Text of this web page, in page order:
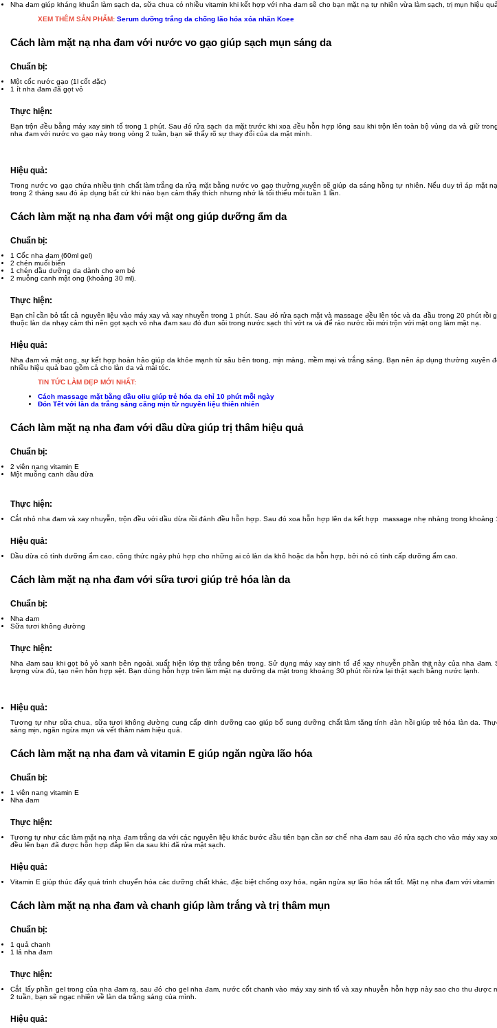
Nha đam giúp kháng khuẩn làm sạch da, sữa chua có nhiều vitamin khi kết hợp với nha đam sẽ cho bạn mặt nạ tự nhiên vừa làm sạch, trị mụn hiệu
XEM THÊM SẢN PHẨM: Serum dưỡng trắng da chống lão hóa xóa nhăn Koee
Cách làm mặt nạ nha đam với nước vo gạo giúp sạch mụn sáng da
Chuẩn bị:
Một cốc nước gạo (1l cốt đặc)
1 ít nha đam đã gọt vỏ
Thực hiện:
Bạn trộn đều bằng máy xay sinh tố trong 1 phút. Sau đó rửa sạch da mặt trước khi xoa đều hỗn hợp lỏng sau khi trộn lên toàn bộ vùng da và giữ
nha đam với nước vo gạo này trong vòng 2 tuần, bạn sẽ thấy rõ sự thay đổi của da mặt mình.
Hiệu quả:
Trong nước vo gạo chứa nhiều tinh chất làm trắng da rửa mặt bằng nước vo gạo thường xuyên sẽ giúp da sáng hồng tự nhiên. Nếu duy trì áp mặt
trong 2 tháng sau đó áp dụng bất cứ khi nào bạn cảm thấy thích nhưng nhớ là tối thiểu mỗi tuần 1 lần.
Cách làm mặt nạ nha đam với mật ong giúp dưỡng ẩm da
Chuẩn bị:
1 Cốc nha đam (60ml gel)
2 chén muối biển
1 chén dầu dưỡng da dành cho em bé
2 muỗng canh mật ong (khoảng 30 ml).
Thực hiện:
Bạn chỉ cần bỏ tất cả nguyên liệu vào máy xay và xay nhuyễn trong 1 phút. Sau đó rửa sạch mặt và massage đều lên tóc và da đầu trong 20 phút rồi
thuộc làn da nhạy cảm thì nên gọt sạch vỏ nha đam sau đó đun sôi trong nước sạch thì vớt ra và để ráo nước rồi mới trộn với mật ong làm mặt nạ.
Hiệu quả:
Nha đam và mật ong, sự kết hợp hoàn hảo giúp da khỏe mạnh từ sâu bên trong, mịn màng, mềm mại và trắng sáng. Bạn nên áp dụng thường xuyên
nhiều hiệu quả bao gồm cả cho làn da và mái tóc.
TIN TỨC LÀM ĐẸP MỚI NHẤT:
Cách massage mặt bằng dầu oliu giúp trẻ hóa da chỉ 10 phút mỗi ngày
Đón Tết với làn da trắng sáng căng mịn từ nguyên liệu thiên nhiên
Cách làm mặt nạ nha đam với dầu dừa giúp trị thâm hiệu quả
Chuẩn bị:
2 viên nang vitamin E
Một muỗng canh dầu dừa
Thực hiện:
Cắt nhỏ nha đam và xay nhuyễn, trộn đều với dầu dừa rồi đánh đều hỗn hợp. Sau đó xoa hỗn hợp lên da kết hợp massage nhẹ nhàng trong khoảng
Hiệu quả:
Dầu dừa có tính dưỡng ẩm cao, công thức ngày phù hợp cho những ai có làn da khô hoặc da hỗn hợp, bởi nó có tính cấp dưỡng ẩm cao.
Cách làm mặt nạ nha đam với sữa tươi giúp trẻ hóa làn da
Chuẩn bị:
Nha đam
Sữa tươi không đường
Thực hiện:
Nha đam sau khi gọt bỏ vỏ xanh bên ngoài, xuất hiện lớp thịt trắng bên trong. Sử dụng máy xay sinh tố để xay nhuyễn phần thịt này của nha
lượng vừa đủ, tạo nên hỗn hợp sệt. Bạn dùng hỗn hợp trên làm mặt nạ dưỡng da mặt trong khoảng 30 phút rồi rửa lại thật sạch bằng nước lạnh.
Hiệu quả:
Tương tự như sữa chua, sữa tươi không đường cung cấp dinh dưỡng cao giúp bổ sung dưỡng chất làm tăng tính đàn hồi giúp trẻ hóa làn da.
sáng mịn, ngăn ngừa mụn và vết thâm nám hiệu quả.
Cách làm mặt nạ nha đam và vitamin E giúp ngăn ngừa lão hóa
Chuẩn bị:
1 viên nang vitamin E
Nha đam
Thực hiện:
Tương tự như các làm mặt nạ nha đam trắng da với các nguyên liệu khác bước đầu tiên bạn cần sơ chế nha đam sau đó rửa sạch cho vào máy xay
đều lên bạn đã được hỗn hợp đắp lên da sau khi đã rửa mặt sạch.
Hiệu quả:
Vitamin E giúp thúc đẩy quá trình chuyển hóa các dưỡng chất khác, đặc biệt chống oxy hóa, ngăn ngừa sự lão hóa rất tốt. Mặt nạ nha đam với
Cách làm mặt nạ nha đam và chanh giúp làm trắng và trị thâm mụn
Chuẩn bị:
1 quả chanh
1 lá nha đam
Thực hiện:
Cắt lấy phần gel trong của nha đam ra, sau đó cho gel nha đam, nước cốt chanh vào máy xay sinh tố và xay nhuyễn hỗn hợp này sao cho thu
2 tuần, bạn sẽ ngạc nhiên về làn da trắng sáng của mình.
Hiệu quả: